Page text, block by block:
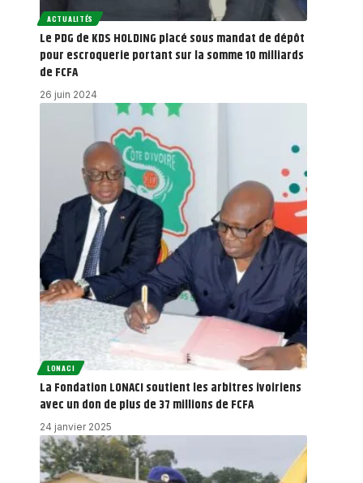
ACTUALITÉS
Le PDG de KDS HOLDING placé sous mandat de dépôt
pour escroquerie portant sur la somme 10 milliards
de FCFA
26 juin 2024
LONACI
La Fondation LONACI soutient les arbitres ivoiriens
avec un don de plus de 37 millions de FCFA
24 janvier 2025